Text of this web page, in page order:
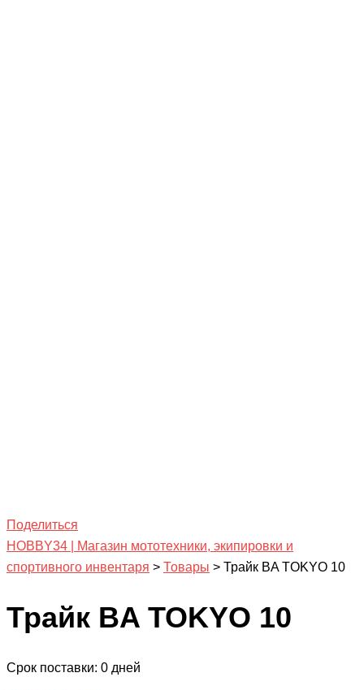
Поделиться
HOBBY34 | Магазин мототехники, экипировки и
спортивного инвентаря > Товары > Трайк BA TOKYO 10
Трайк BA TOKYO 10
Срок поставки: 0 дней